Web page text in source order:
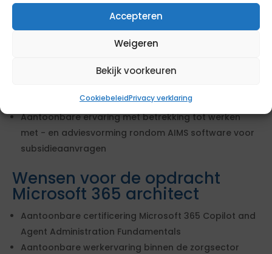
Accepteren
Weigeren
Bekijk voorkeuren
CookiebeleidPrivacy verklaring
producten en diensten
Aantoonbare werkervaring met migratie van on-
premise naar moderne MS Cloud oplossingen,
applicatiemigraties
Solution Consultant
Aantoonbare ervaring met betrekking tot werken
met - en adviesvorming rondom AIMS software voor
subsidieaanvragen
Wensen voor de opdracht
Microsoft 365 architect
Aantoonbare certificering Microsoft 365 Copilot and
Agent Administration Fundamentals
Aantoonbare werkervaring binnen de zorgsector